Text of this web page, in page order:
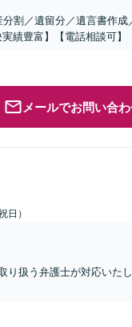
割／遺留分／遺言書作成
績豊富】【電話相談可】
メールでお問い合
日）
り扱う弁護士が対応いた